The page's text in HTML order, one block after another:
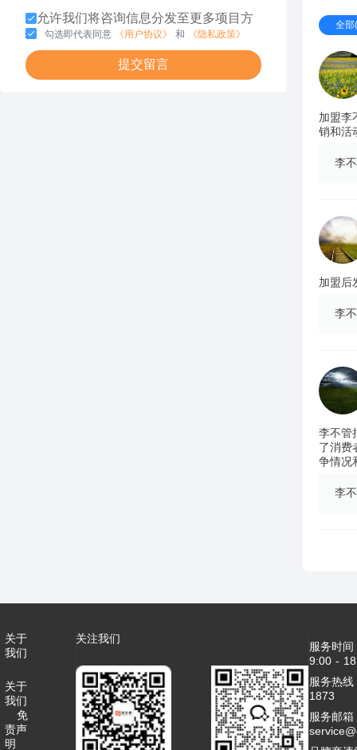
允许我们将咨询信息分发至更多项目方
勾选即代表同意 《用户协议》 和 《隐私政策》
提交留言
全部
加盟李
销和活
李
加盟后
李
李不管
了消费
争情况
李
关于
我们
关于
我们
免
责声
明
关注我们
服务时
9:00 -
服务热
1873
服务邮箱